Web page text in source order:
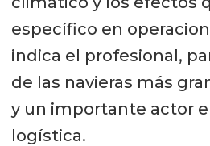
específico en
indica el profesional,
de las navieras más
y un importante actor
logística.